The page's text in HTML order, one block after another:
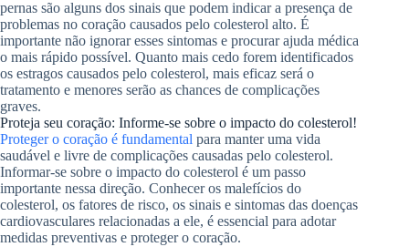
pernas são alguns dos sinais que podem indicar a presença de
problemas no coração causados pelo colesterol alto. É
importante não ignorar esses sintomas e procurar ajuda médica
o mais rápido possível. Quanto mais cedo forem identificados
os estragos causados pelo colesterol, mais eficaz será o
tratamento e menores serão as chances de complicações
graves.
Proteja seu coração: Informe-se sobre o impacto do colesterol!
Proteger o coração é fundamental para manter uma vida
saudável e livre de complicações causadas pelo colesterol.
Informar-se sobre o impacto do colesterol é um passo
importante nessa direção. Conhecer os malefícios do
colesterol, os fatores de risco, os sinais e sintomas das doenças
cardiovasculares relacionadas a ele, é essencial para adotar
medidas preventivas e proteger o coração.